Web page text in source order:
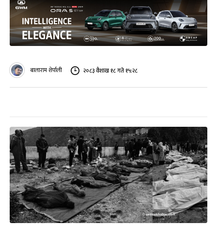
बालाराम शेर्पाली २०८३ वैशाख १८ गते १५:२८